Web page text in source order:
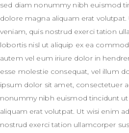
sed diam nonummy nibh euismod
dolore magna aliquam erat
veniam, quis nostrud exerci tation
lobortis nisl ut aliquip ex ea
autem vel eum iriure dolor in
esse molestie consequat, vel illum
ipsum dolor sit amet, consectetuer
nonummy nibh euismod tincidunt
aliquam erat volutpat. Ut wisi enim
nostrud exerci tation ullamcorper